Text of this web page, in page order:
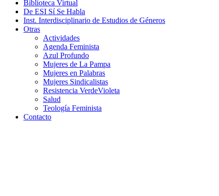
Biblioteca Virtual
De ESI Sí Se Habla
Inst. Interdisciplinario de Estudios de Géneros
Otras
Actividades
Agenda Feminista
Azul Profundo
Mujeres de La Pampa
Mujeres en Palabras
Mujeres Sindicalistas
Resistencia VerdeVioleta
Salud
Teología Feminista
Contacto